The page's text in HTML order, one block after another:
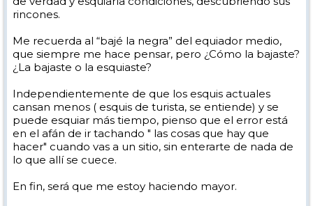
rincones.
Me recuerda al “bajé la negra” del equiador medio,
que siempre me hace pensar, pero ¿Cómo la bajaste?
¿La bajaste o la esquiaste?
Independientemente de que los esquis actuales
cansan menos ( esquis de turista, se entiende) y se
puede esquiar más tiempo, pienso que el error está
en el afán de ir tachando " las cosas que hay que
hacer" cuando vas a un sitio, sin enterarte de nada de
lo que allí se cuece.
En fin, será que me estoy haciendo mayor.